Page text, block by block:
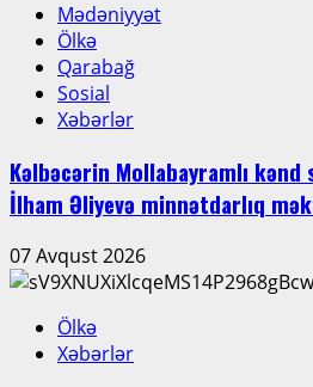
Mədəniyyət
Ölkə
Qarabağ
Sosial
Xəbərlər
Kəlbəcərin Mollabayramlı
İlham Əliyevə minnətdarlıq
07 Avqust 2026
Ölkə
Xəbərlər